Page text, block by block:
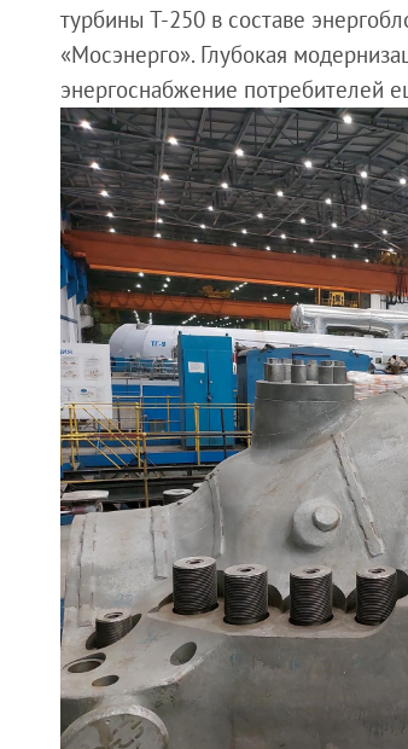
турбины Т-250 в составе
«Мосэнерго». Глубокая
энергоснабжение потребителей